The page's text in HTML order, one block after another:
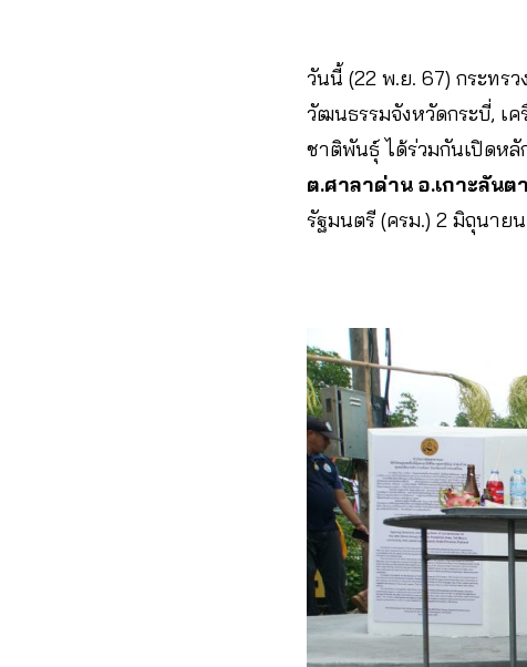
วันนี้ (22 พ.ย. 67) กระทร
วัฒนธรรมจังหวัดกระบี่, เ
ชาติพันธุ์ ได้ร่วมกันเปิดหลั
ต.ศาลาด่าน อ.เกาะลันต
รัฐมนตรี (ครม.) 2 มิถุนาย